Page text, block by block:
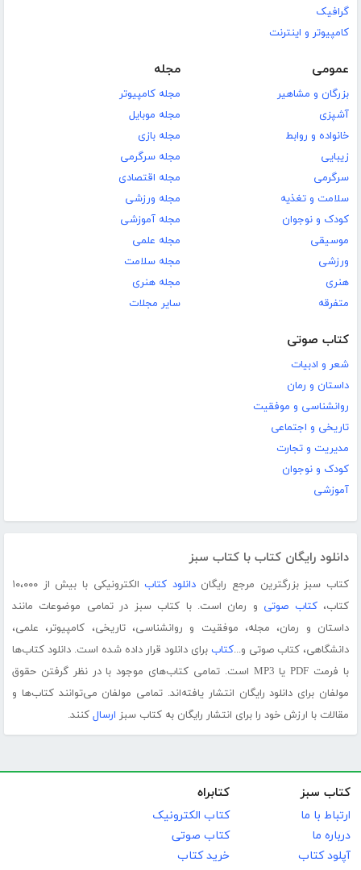
گرافیک
کامپیوتر و اینترنت
عمومی
بزرگان و مشاهیر
آشپزی
خانواده و روابط
زیبایی
سرگرمی
سلامت و تغذیه
کودک و نوجوان
موسیقی
ورزشی
هنری
متفرقه
مجله
مجله کامپیوتر
مجله موبایل
مجله بازی
مجله سرگرمی
مجله اقتصادی
مجله ورزشی
مجله آموزشی
مجله علمی
مجله سلامت
مجله هنری
سایر مجلات
کتاب صوتی
شعر و ادبیات
داستان و رمان
روانشناسی و موفقیت
تاریخی و اجتماعی
مدیریت و تجارت
کودک و نوجوان
آموزشی
دانلود رایگان کتاب با کتاب سبز
کتاب سبز بزرگترین مرجع رایگاندانلود کتاب
الکترونیکی با بیش از ۱۰،۰۰۰
کتاب،کتاب صوتی و رمان است. با کتاب سبز در تمامی موضوعات مانند
داستان و رمان، مجله، موفقیت و روانشناسی، تاریخی، کامپیوتر، علمی،
دانشگاهی، کتاب صوتی و...کتاب برای دانلود قرار داده شده است. دانلود کتاب‌ها
با فرمت PDF یا MP3 است. تمامی کتاب‌های موجود با در نظر گرفتن حقوق
مولفان برای دانلود رایگان انتشار یافته‌اند. تمامی مولفان می‌توانند کتاب‌ها و
مقالات با ارزش خود را برای انتشار رایگان به کتاب سبز ارسال کنند.
کتاب سبز
ارتباط با ما
درباره ما
آپلود کتاب
کتابراه
کتاب الکترونیک
کتاب صوتی
خرید کتاب